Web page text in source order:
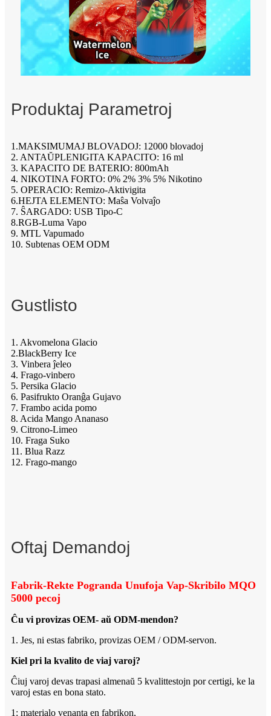
Produktaj Parametroj
1.MAKSIMUMAJ BLOVADOJ: 12000 blovadoj
2. ANTAŬPLENIGITA KAPACITO: 16 ml
3. KAPACITO DE BATERIO: 800mAh
4. NIKOTINA FORTO: 0% 2% 3% 5% Nikotino
5. OPERACIO: Remizo-Aktivigita
6.HEJTA ELEMENTO: Maŝa Volvaĵo
7. ŜARGADO: USB Tipo-C
8.RGB-Luma Vapo
9. MTL Vapumado
10. Subtenas OEM ODM
Gustlisto
1. Akvomelona Glacio
2.BlackBerry Ice
3. Vinbera ĵeleo
4. Frago-vinbero
5. Persika Glacio
6. Pasifrukto Oranĝa Gujavo
7. Frambo acida pomo
8. Acida Mango Ananaso
9. Citrono-Limeo
10. Fraga Suko
11. Blua Razz
12. Frago-mango
Oftaj Demandoj
Fabrik-Rekte Pogranda Unufoja Vap-Skribilo MQO
5000 pecoj
Ĉu vi provizas OEM- aŭ ODM-mendon?
1. Jes, ni estas fabriko, provizas OEM / ODM-servon.
Kiel pri la kvalito de viaj varoj?
Ĉiuj varoj devas trapasi almenaŭ 5 kvalittestojn por certigi, ke la
varoj estas en bona stato.
1: materialo venanta en fabrikon,